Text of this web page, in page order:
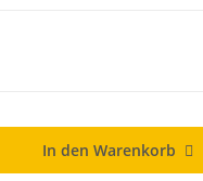
In den Warenkorb